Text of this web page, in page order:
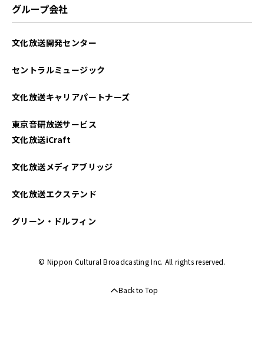
グループ会社
文化放送開発センター
セントラルミュージック
文化放送キャリアパートナーズ
東京音研放送サービス
文化放送iCraft
文化放送メディアブリッジ
文化放送エクステンド
グリーン・ドルフィン
© Nippon Cultural Broadcasting Inc. All rights reserved.
Back to Top